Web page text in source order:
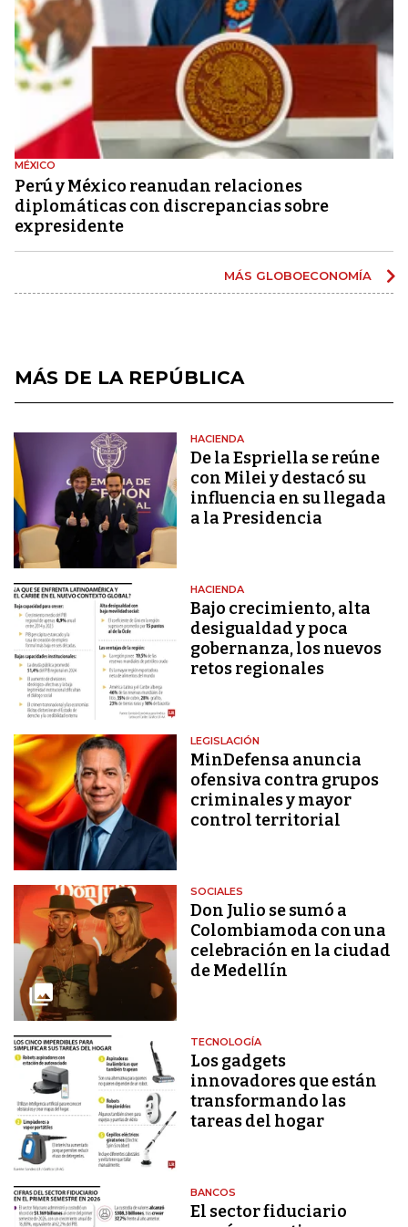
MÉXICO
Perú y México reanudan relaciones
diplomáticas con discrepancias sobre
expresidente
MÁS GLOBOECONOMÍA
MÁS DE LA REPÚBLICA
HACIENDA
De la Espriella se reúne
con Milei y destacó su
influencia en su llegada
a la Presidencia
HACIENDA
Bajo crecimiento, alta
desigualdad y poca
gobernanza, los nuevos
retos regionales
LEGISLACIÓN
MinDefensa anuncia
ofensiva contra grupos
criminales y mayor
control territorial
SOCIALES
Don Julio se sumó a
Colombiamoda con una
celebración en la ciudad
de Medellín
TECNOLOGÍA
Los gadgets
innovadores que están
transformando las
tareas del hogar
BANCOS
El sector fiduciario